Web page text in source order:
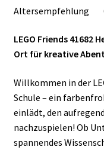
Altersempfehlung
LEGO Friends 41682
Ort für kreative
Willkommen in der
Schule – ein
einlädt, den
nachzuspielen! Ob
spannendes